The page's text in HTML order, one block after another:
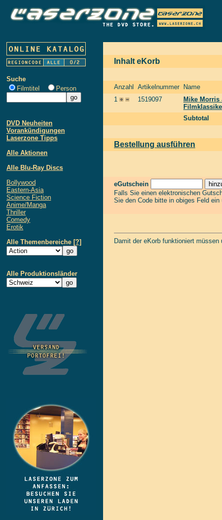
Suche
Filmtitel
Person
DVD Neuheiten
Vorankündigungen
Laserzone Tipps
Alle Aktionen
Alle Blu-Ray Discs
Bollywood
Eastern-Asia
Science Fiction
Anime/Manga
Thriller
Comedy
Erotik
Alle Themenbereiche [?]
Alle Produktionsländer
Inhalt eKorb
Anzahl Artikelnummer
Name
1
1519097
Mike Morris
Subtotal
Bestellung ausführen
eGutschein
Falls Sie einen elektronischen
Sie den Code bitte in obiges Feld
Damit der eKorb funktioniert